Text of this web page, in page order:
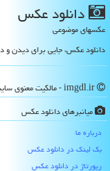
دانلود عكس
عکسهای موضوعی
دانلود عکس، جایی برای دیدن و
میانبرهای دانلود عكس
درباره ما
بک لینک در دانلود عكس
رپورتاژ در دانلود عكس